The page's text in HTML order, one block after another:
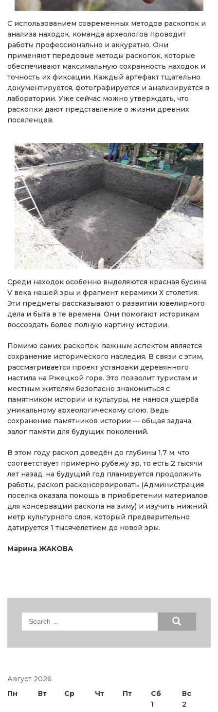
С использованием современных методов раскопок и
анализа находок, команда археологов проводит
работы профессионально и аккуратно. Они
применяют передовые методы раскопок, которые
обеспечивают максимальную сохранность находок и
точность их фиксации. Каждый артефакт тщательно
документируется, фотографируется и анализируется в
лаборатории. Уже сейчас можно утверждать, что
раскопки дают представление о жизни древних
поселенцев.
Среди находок особенно выделяются красная бусина
V века нашей эры и фрагмент керамики X столетия.
Эти предметы рассказывают о развитии ювелирного
дела и быта в те времена. Они помогают историкам
воссоздать более полную картину истории.
Помимо самих раскопок, важным аспектом является
сохранение исторического наследия. В связи с этим,
рассматривается проект установки деревянного
настила на Ржецкой горе. Это позволит туристам и
местным жителям безопасно знакомиться с
памятником истории и культуры, не нанося ущерба
уникальному археологическому слою. Ведь
сохранение памятников истории — общая задача,
залог памяти для будущих поколений.
В этом году раскоп доведён до глубины 1,7 м, что
соответствует примерно рубежу эр, то есть 2 тысячи
лет назад, на будущий год планируется продолжить
работы, раскоп расконсервировать (Администрация
поселка оказала помощь в приобретении материалов
для консервации раскопа на зиму) и изучить нижний
метр культурного слоя, который предварительно
датируется 1 тысячелетием до новой эры.
Марина ЖАКОВА
Search
Август 2026
Пн
Вт Ср Чт Пт Сб
Вс
1
2